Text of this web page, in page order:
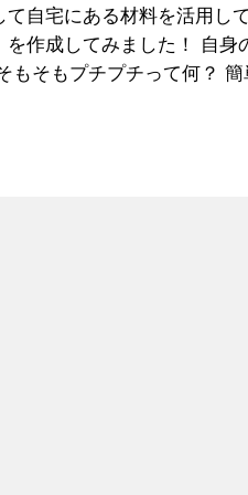
て自宅にある材料を活用し
を作成してみました！ 自身
もそもプチプチって何？